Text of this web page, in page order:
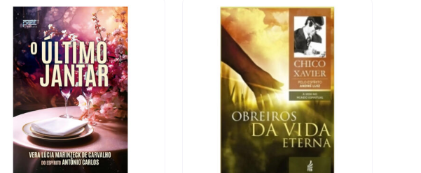
Outro
quantidade